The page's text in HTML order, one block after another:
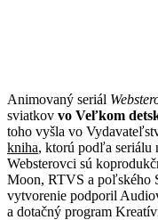
Animovaný seriál
sviatkov vo Veľkom
toho vyšla vo
kniha, ktorú podľa seriálu
Websterovci sú
Moon, RTVS a poľského
vytvorenie podporil
a dotačný program